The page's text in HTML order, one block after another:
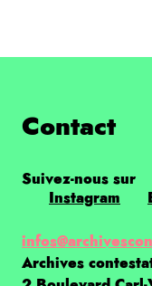
Contact
Suivez-nous sur
Instagram
Archives